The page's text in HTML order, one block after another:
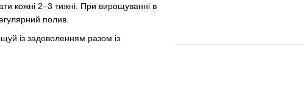
кожні 2–3 тижні. При вирощуванні в
полив.
із задоволенням разом із